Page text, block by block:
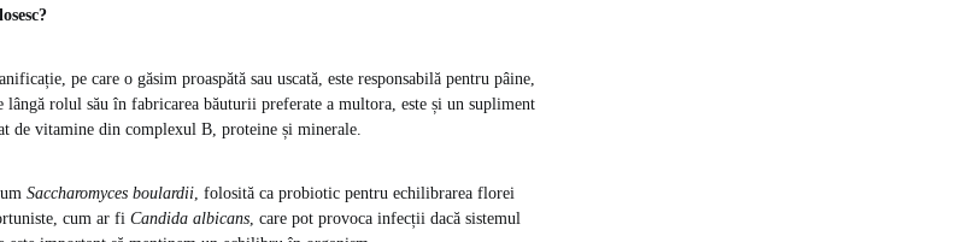
pe care o găsim proaspătă sau uscată, este responsabilă pentru pâine,
lângă rolul său în fabricarea băuturii preferate a multora, este și un supliment
de vitamine din complexul B, proteine și minerale.
Saccharomyces boulardii, folosită ca probiotic pentru echilibrarea florei
cum ar fi Candida albicans, care pot provoca infecții dacă sistemul